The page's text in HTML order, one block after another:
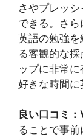
さやプレッ
できる。さら
英語の勉強を
る客観的な
ップに非常に
好きな時間に
良い口コミ
ることで事